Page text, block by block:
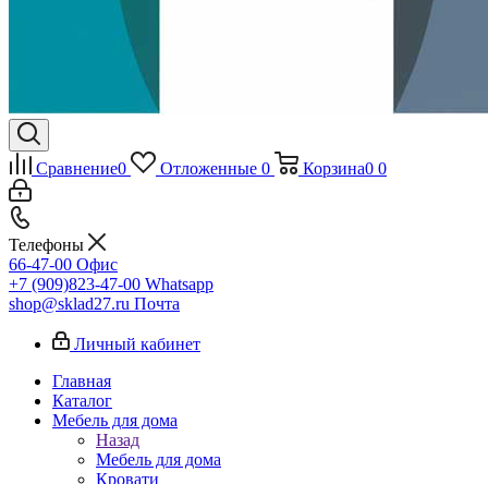
Сравнение0 Отложенные 0 Корзина0 0
Телефоны
66-47-00 Офис
+7 (909)823-47-00 Whatsapp
shop@sklad27.ru Почта
Личный кабинет
Главная
Каталог
Мебель для дома
Назад
Мебель для дома
Кровати